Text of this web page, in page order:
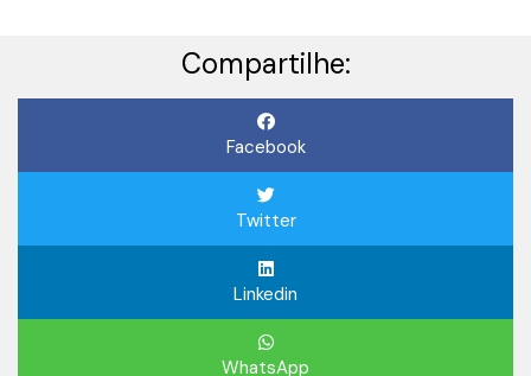
Compartilhe:
Facebook
Twitter
Linkedin
WhatsApp